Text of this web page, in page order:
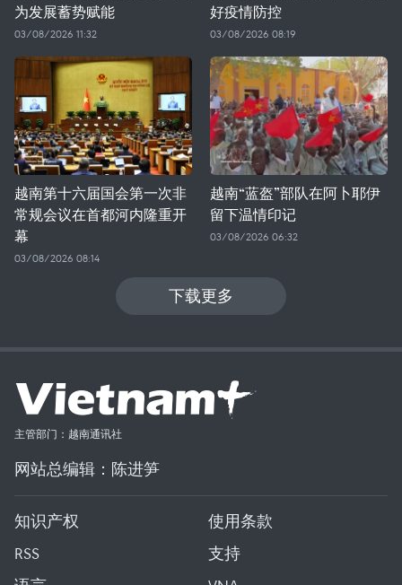
为发展蓄势赋能
03/08/2026 11:32
好疫情防控
03/08/2026 08:19
越南第十六届国会第一次非
常规会议在首都河内隆重开
幕
03/08/2026 08:14
越南“蓝盔”部队在阿卜耶伊
留下温情印记
03/08/2026 06:32
下载更多
主管部门：越南通讯社
网站总编辑：陈进笋
知识产权
使用条款
RSS
支持